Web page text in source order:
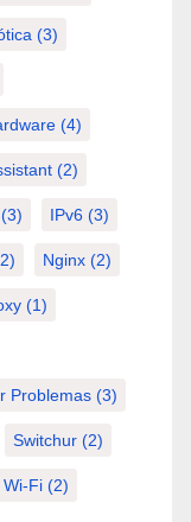
(3)
(4)
(2)
(3) IPv6 (3)
Nginx (2)
(1)
Problemas (3)
Switchur (2)
Wi-Fi (2)